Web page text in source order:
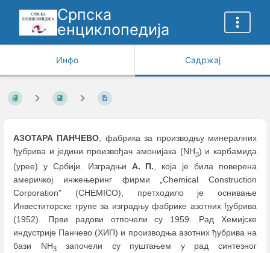
Српска
енциклопедија
Инфо Садржај
АЗОТАРА ПАНЧЕВО, фабрика за производњу минералних
ђубрива и једини произвођач амонијака (NH3) и карбамида
(урее) у Србији. Изградњи А. П. , која је била поверена
америчкој инжењеринг фирми „Chemical Construction
Corporation" (CHEMICO), претходило је оснивање
Инвеститорске групе за изградњу фабрике азотних ђубрива
(1952). Први радови отпочели су 1959. Рад Хемијске
индустрије Панчево (ХИП) и производња азотних ђубрива на
бази NH3започели су пуштањем у рад синтезног